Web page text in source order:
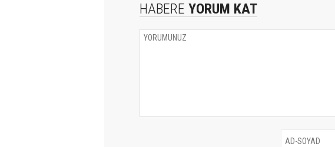
HABERE YORUM KAT